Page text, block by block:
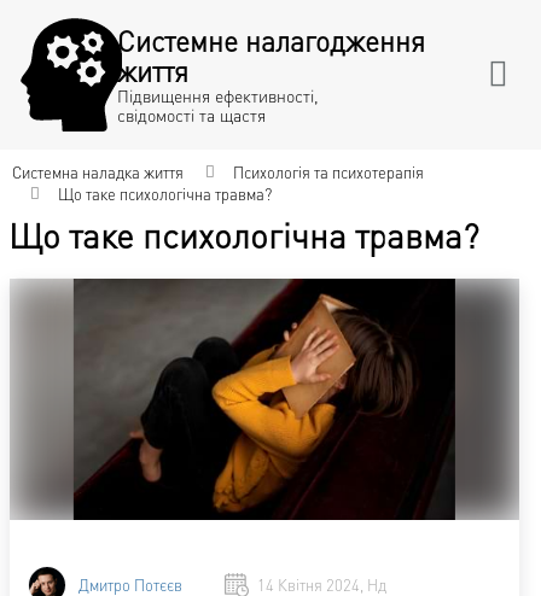
Системне налагодження
життя
Підвищення ефективності,
свідомості та щастя
Системна наладка життя
Психологія та психотерапія
Що таке психологічна травма?
Що таке психологічна травма?
Дмитро Потєєв 14 Квітня 2024, Нд